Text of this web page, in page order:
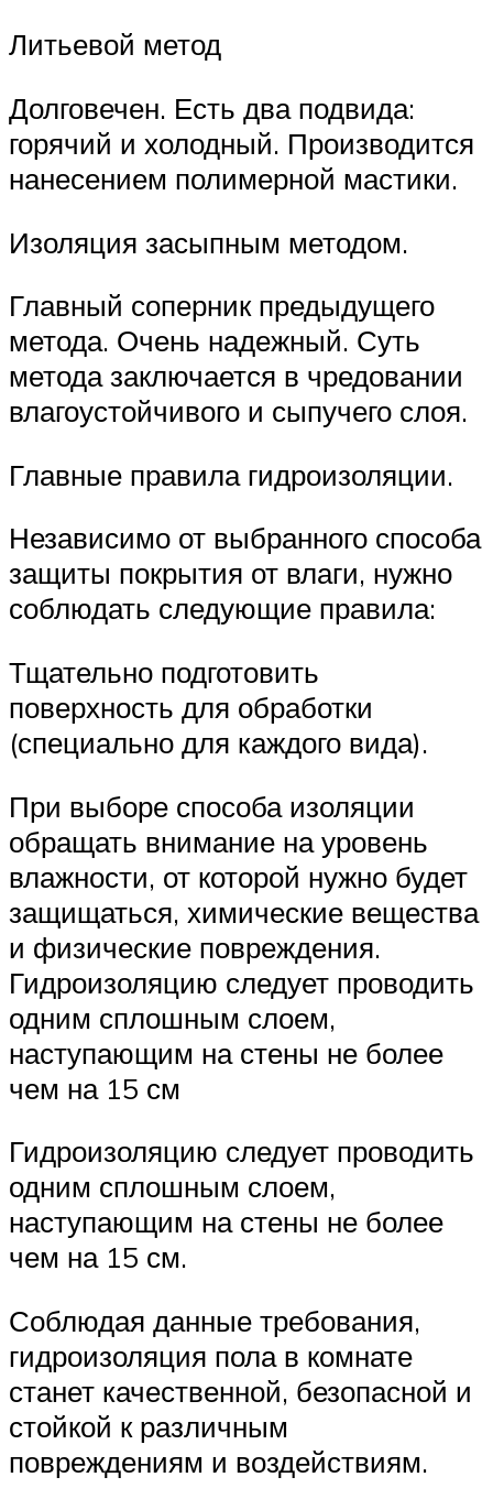
Литьевой метод
Долговечен. Есть два подвида:
горячий и холодный. Производится
нанесением полимерной мастики.
Изоляция засыпным методом.
Главный соперник предыдущего
метода. Очень надежный. Суть
метода заключается в чредовании
влагоустойчивого и сыпучего слоя.
Главные правила гидроизоляции.
Независимо от выбранного способа
защиты покрытия от влаги, нужно
соблюдать следующие правила:
Тщательно подготовить
поверхность для обработки
(специально для каждого вида).
При выборе способа изоляции
обращать внимание на уровень
влажности, от которой нужно будет
защищаться, химические вещества
и физические повреждения.
Гидроизоляцию следует проводить
одним сплошным слоем,
наступающим на стены не более
чем на 15 см
Гидроизоляцию следует проводить
одним сплошным слоем,
наступающим на стены не более
чем на 15 см.
Соблюдая данные требования,
гидроизоляция пола в комнате
станет качественной, безопасной и
стойкой к различным
повреждениям и воздействиям.